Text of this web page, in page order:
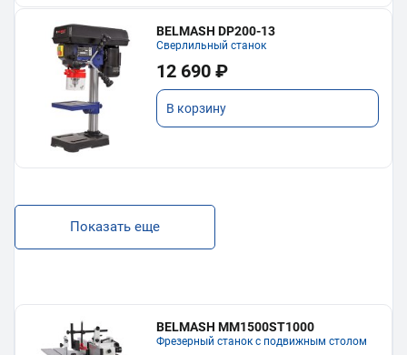
BELMASH DP200-13
Сверлильный станок
12 690 ₽
В корзину
Показать еще
BELMASH MM1500ST1000
Фрезерный станок с подвижным столом